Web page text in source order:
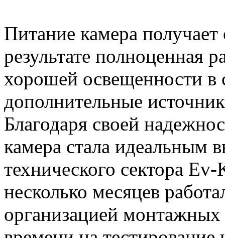
Питание камера
результате полноценная
хорошей освещенности в
дополнительные
Благодаря своей
камера стала идеальным
технического сектора
несколько месяцев
организацией